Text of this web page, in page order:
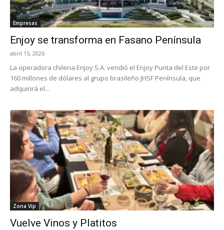
Empresas
Enjoy se transforma en Fasano Península
abril 15, 2026
La operadora chilena Enjoy S.A. vendió el Enjoy Punta del Este por
160 millones de dólares al grupo brasileño JHSF Península, que
adquirirá el...
Zona Vip
Vuelve Vinos y Platitos